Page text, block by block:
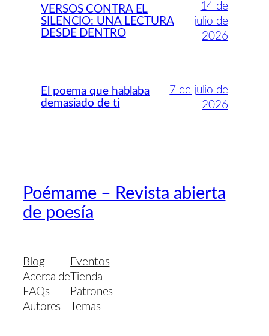
VERSOS CONTRA EL
SILENCIO: UNA LECTURA
DESDE DENTRO
14 de
julio de
2026
El poema que hablaba
demasiado de ti
7 de julio de
2026
Poémame – Revista abierta
de poesía
Blog
Acerca de
FAQs
Autores
Eventos
Tienda
Patrones
Temas